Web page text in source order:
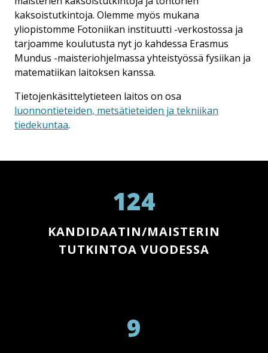
kaksoistutkintoja. Olemme myös mukana
yliopistomme Fotoniikan instituutti -verkostossa ja
tarjoamme koulutusta nyt jo kahdessa Erasmus
Mundus -maisteriohjelmassa yhteistyössä fysiikan ja
matematiikan laitoksen kanssa.
Tietojenkäsittelytieteen laitos on osa
luonnontieteiden, metsätieteiden ja tekniikan
tiedekuntaa.
124
KANDIDAATIN/MAISTERIN
TUTKINTOA VUODESSA
9